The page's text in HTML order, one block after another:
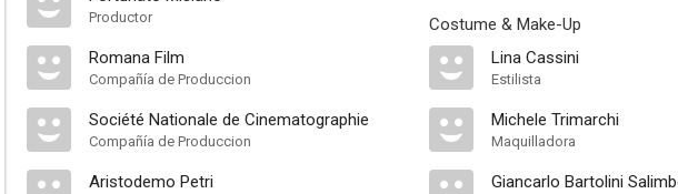
Productor
Romana Film
Compañía de Produccion
Société Nationale de Cinematographie
Compañía de Produccion
Aristodemo Petri
Costume & Make-Up
Lina Cassini
Estilista
Michele Trimarchi
Maquilladora
Giancarlo Bartolini